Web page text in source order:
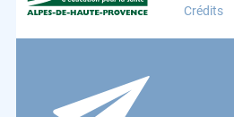
Crédits